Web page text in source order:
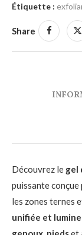
Étiquette :
Share
Découvrez le gel
puissante
les zones ternes
unifiée et